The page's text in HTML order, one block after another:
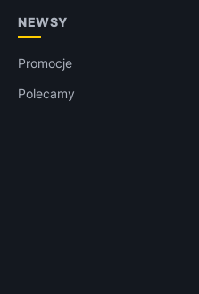
NEWSY
Promocje
Polecamy